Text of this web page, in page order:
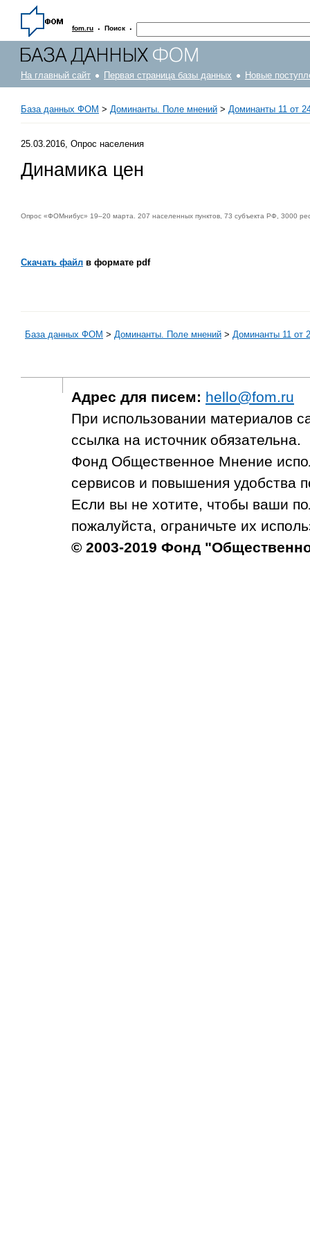
fom.ru · Поиск ·
На главный сайт Первая страница базы данных Новые
База данных ФОМ > Доминанты. Поле мнений > Доминанты 11 от
25.03.2016, Опрос населения
Динамика цен
Опрос «ФОМнибус» 19–20 марта. 207 населенных пунктов, 73 субъекта РФ, 3000
Скачать файл в формате pdf
База данных ФОМ > Доминанты. Поле мнений > Доминанты 11 от
Адрес для писем: hello@fom.ru
При использовании материалов
ссылка на источник обязательна.
Фонд Общественное Мнение
сервисов и повышения удобства
Если вы не хотите, чтобы ваши
пожалуйста, ограничьте их
© 2003-2019 Фонд